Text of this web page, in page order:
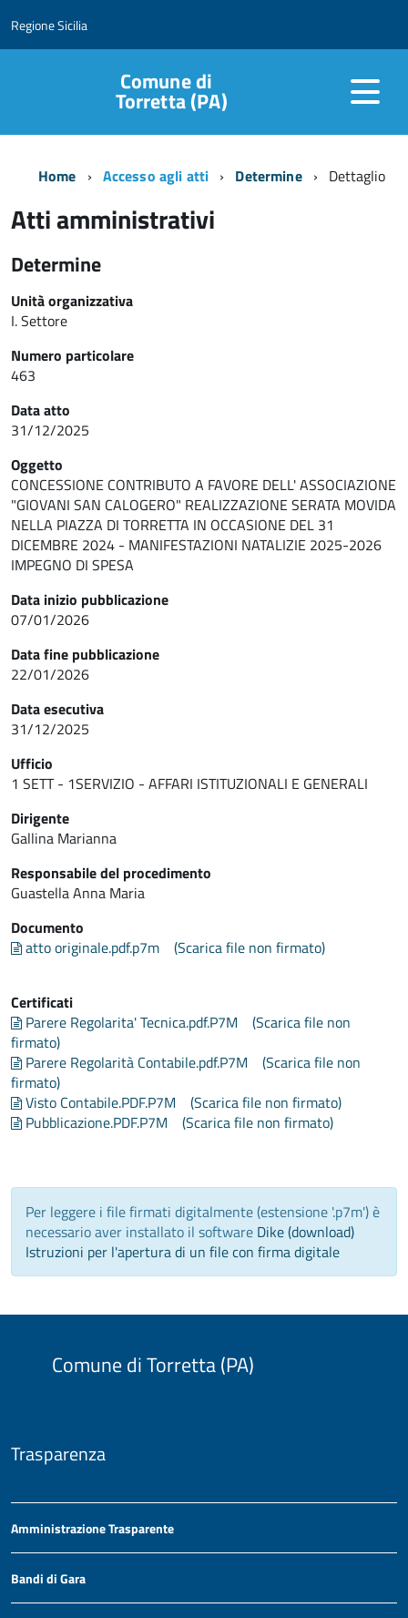
Regione Sicilia
Comune di
Torretta (PA)
Home Accesso agli atti Determine Dettaglio
Atti amministrativi
Determine
Unità organizzativa
I. Settore
Numero particolare
463
Data atto
31/12/2025
Oggetto
CONCESSIONE CONTRIBUTO A FAVORE DELL' ASSOCIAZIONE
"GIOVANI SAN CALOGERO" REALIZZAZIONE SERATA MOVIDA
NELLA PIAZZA DI TORRETTA IN OCCASIONE DEL 31
DICEMBRE 2024 - MANIFESTAZIONI NATALIZIE 2025-2026
IMPEGNO DI SPESA
Data inizio pubblicazione
07/01/2026
Data fine pubblicazione
22/01/2026
Data esecutiva
31/12/2025
Ufficio
1 SETT - 1SERVIZIO - AFFARI ISTITUZIONALI E GENERALI
Dirigente
Gallina Marianna
Responsabile del procedimento
Guastella Anna Maria
Documento
atto originale.pdf.p7m
(Scarica file non firmato)
Certificati
Parere Regolarita' Tecnica.pdf.P7M
(Scarica file non
firmato)
Parere Regolarità Contabile.pdf.P7M
(Scarica file non
firmato)
Visto Contabile.PDF.P7M
(Scarica file non firmato)
Pubblicazione.PDF.P7M
(Scarica file non firmato)
Per leggere i file firmati digitalmente (estensione '.p7m') è
necessario aver installato il software Dike (download)
Istruzioni per l'apertura di un file con firma digitale
Comune di Torretta (PA)
Trasparenza
Amministrazione Trasparente
Bandi di Gara